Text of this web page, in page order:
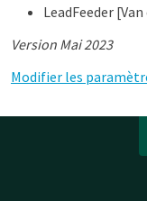
LeadFeeder
Version Mai 2023
Modifier les